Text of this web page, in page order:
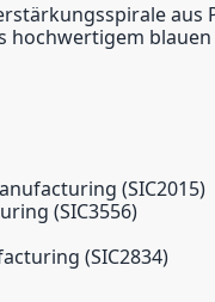
aus
blauen
(SIC2015)
(SIC3556)
(SIC2834)